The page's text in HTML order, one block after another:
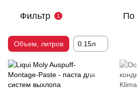
Фильтр 1 По
Объем, литров 0.15л